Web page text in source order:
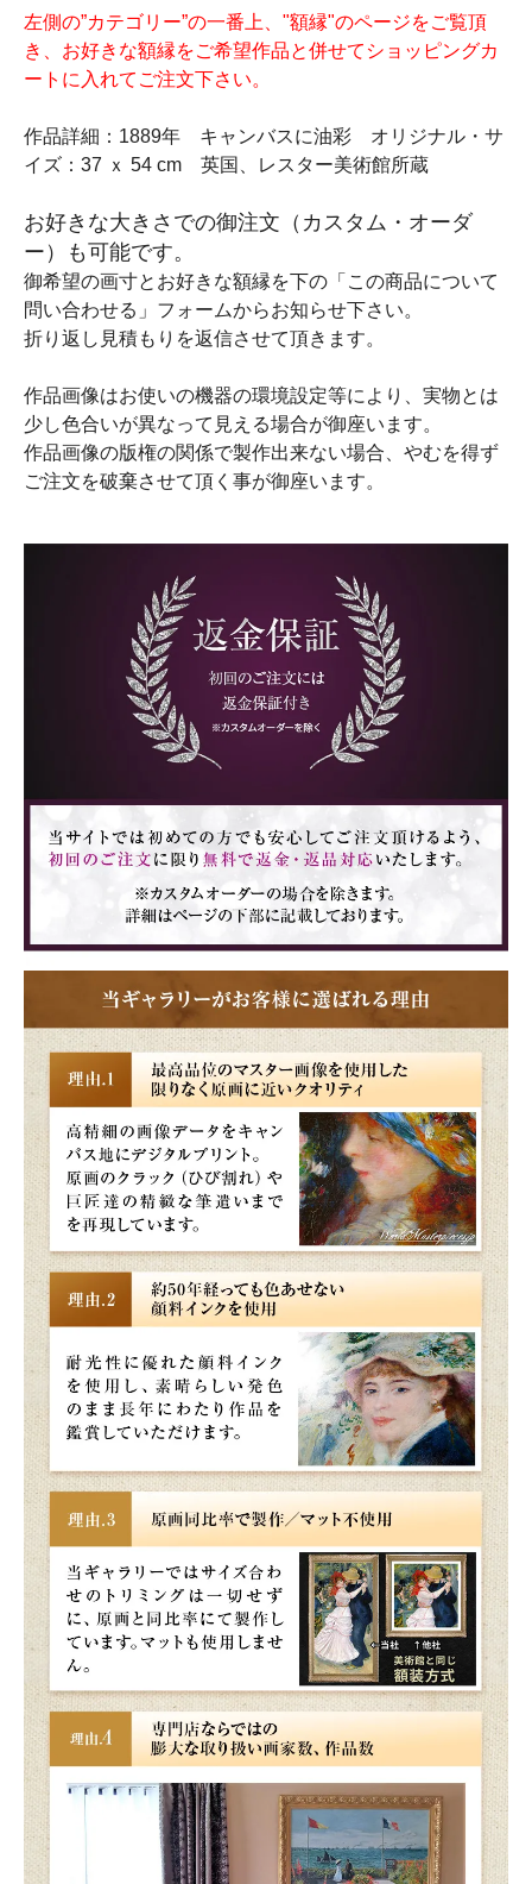
左側の”カテゴリー”の一番上、"額縁"のページをご覧頂
き、お好きな額縁をご希望作品と併せてショッピングカ
ートに入れてご注文下さい。
作品詳細：1889年 キャンバスに油彩 オリジナル・サ
イズ：37 ｘ 54 cm 英国、レスター美術館所蔵
お好きな大きさでの御注文（カスタム・オーダ
ー）も可能です。
御希望の画寸とお好きな額縁を下の「この商品について
問い合わせる」フォームからお知らせ下さい。
折り返し見積もりを返信させて頂きます。
作品画像はお使いの機器の環境設定等により、実物とは
少し色合いが異なって見える場合が御座います。
作品画像の版権の関係で製作出来ない場合、やむを得ず
ご注文を破棄させて頂く事が御座います。